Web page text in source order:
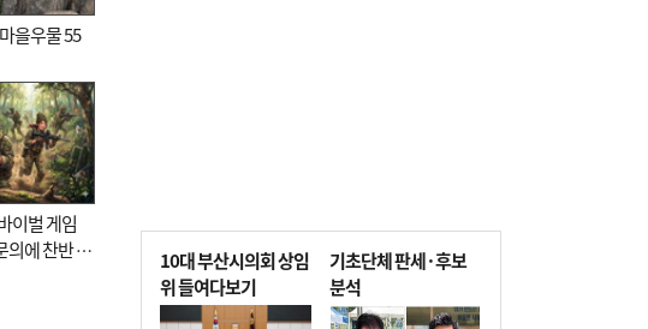
을우물 55
이벌 게임
의에 찬반 논
10대 부산시의회 상임
위 들여다보기
기초단체 판세·후보
분석